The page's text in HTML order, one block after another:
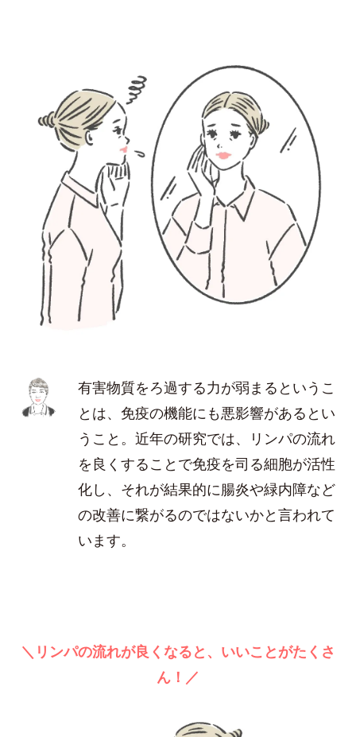
有害物質をろ過する力が弱まるというこ
とは、免疫の機能にも悪影響があるとい
うこと。近年の研究では、リンパの流れ
を良くすることで免疫を司る細胞が活性
化し、それが結果的に腸炎や緑内障など
の改善に繋がるのではないかと言われて
います。
＼リンパの流れが良くなると、いいことがたくさ
ん！／